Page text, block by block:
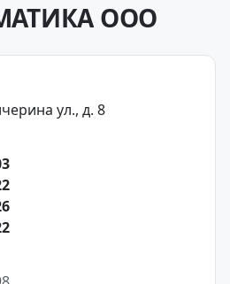
ООО
ул., д. 8